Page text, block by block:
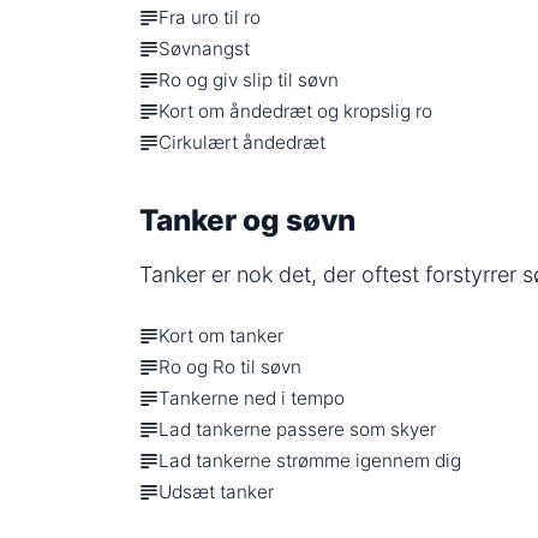
Fra uro til ro
Søvnangst
Ro og giv slip til søvn
Kort om åndedræt og kropslig ro
Cirkulært åndedræt
Tanker og søvn
Tanker er nok det, der oftest forstyrrer
Kort om tanker
Ro og Ro til søvn
Tankerne ned i tempo
Lad tankerne passere som skyer
Lad tankerne strømme igennem dig
Udsæt tanker